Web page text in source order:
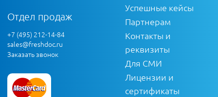
Отдел продаж
+7 (495) 212-14-84
sales@freshdoc.ru
Заказать звонок
Успешные кейсы
Партнерам
Контакты и
реквизиты
Для СМИ
Лицензии и
сертификаты